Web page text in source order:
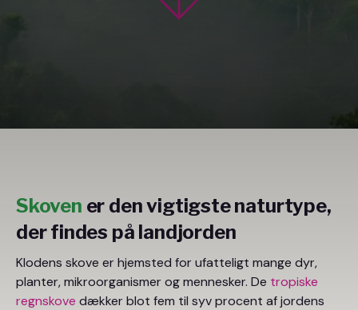
Skoven er den vigtigste naturtype,
der findes på landjorden
Klodens skove er hjemsted for ufatteligt mange dyr,
planter, mikroorganismer og mennesker. De tropiske
regnskove dækker blot fem til syv procent af jordens